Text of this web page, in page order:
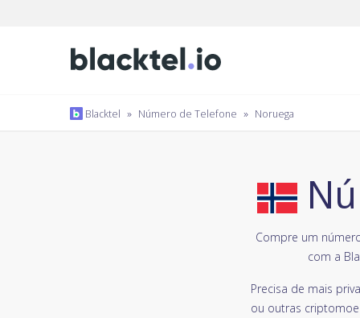
Blacktel » Número de Telefone » Noruega
Compre um
com a
Precisa de mais
ou outras